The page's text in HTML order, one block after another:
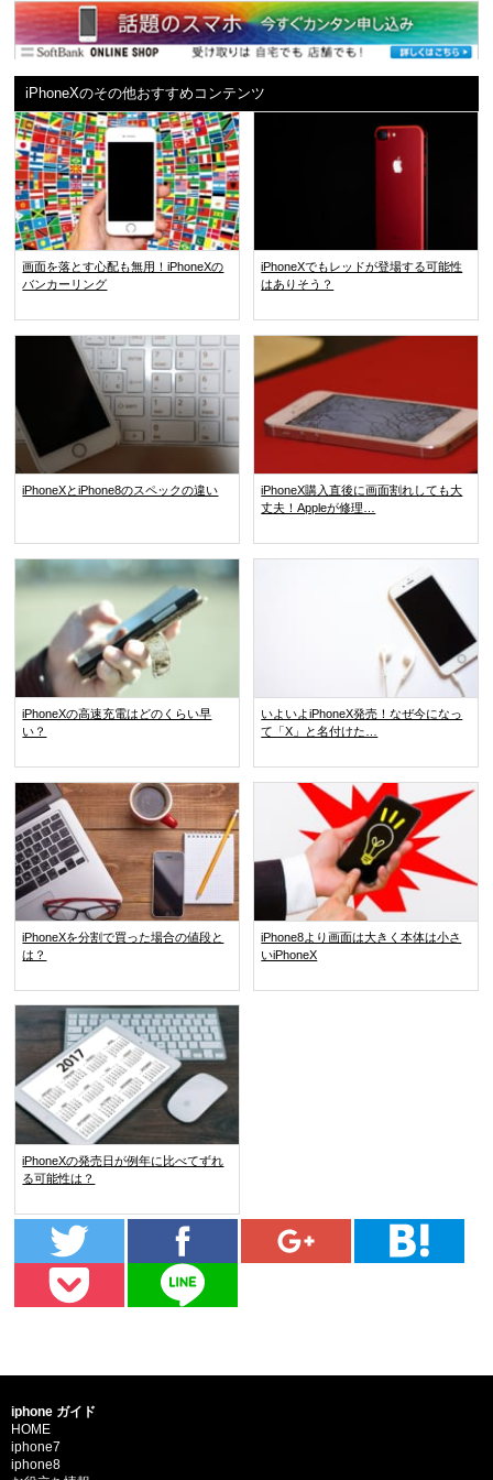
iPhoneXのその他おすすめコンテンツ
画面を落とす心配も無用！iPhoneXの
バンカーリング
iPhoneXでもレッドが登場する可能性
はありそう？
iPhoneXとiPhone8のスペックの違い
iPhoneX購入直後に画面割れしても大
丈夫！Appleが修理…
iPhoneXの高速充電はどのくらい早
い？
いよいよiPhoneX発売！なぜ今になっ
て「X」と名付けた…
iPhoneXを分割で買った場合の値段と
は？
iPhone8より画面は大きく本体は小さ
いiPhoneX
iPhoneXの発売日が例年に比べてずれ
る可能性は？
iphone ガイド
HOME
iphone7
iphone8